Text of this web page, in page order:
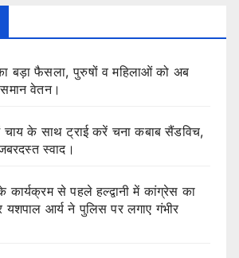
बड़ा फैसला, पुरुषों व महिलाओं को अब
वेतन।
के साथ ट्राई करें चना कबाब सैंडविच,
स्वाद।
से पहले हल्द्वानी में कांग्रेस का
यशपाल आर्य ने पुलिस पर लगाए गंभीर